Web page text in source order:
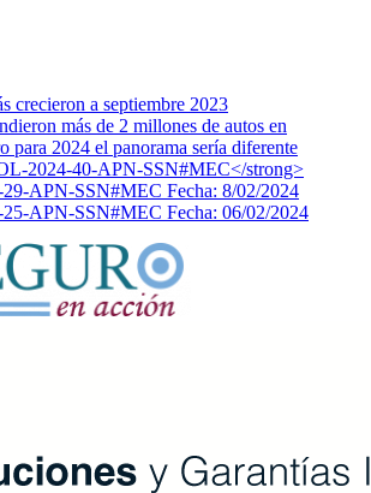
crecieron a septiembre 2023
más de 2 millones de autos en
para 2024 el panorama sería diferente
2024-40-APN-SSN#MEC</strong>
APN-SSN#MEC Fecha: 8/02/2024
APN-SSN#MEC Fecha: 06/02/2024